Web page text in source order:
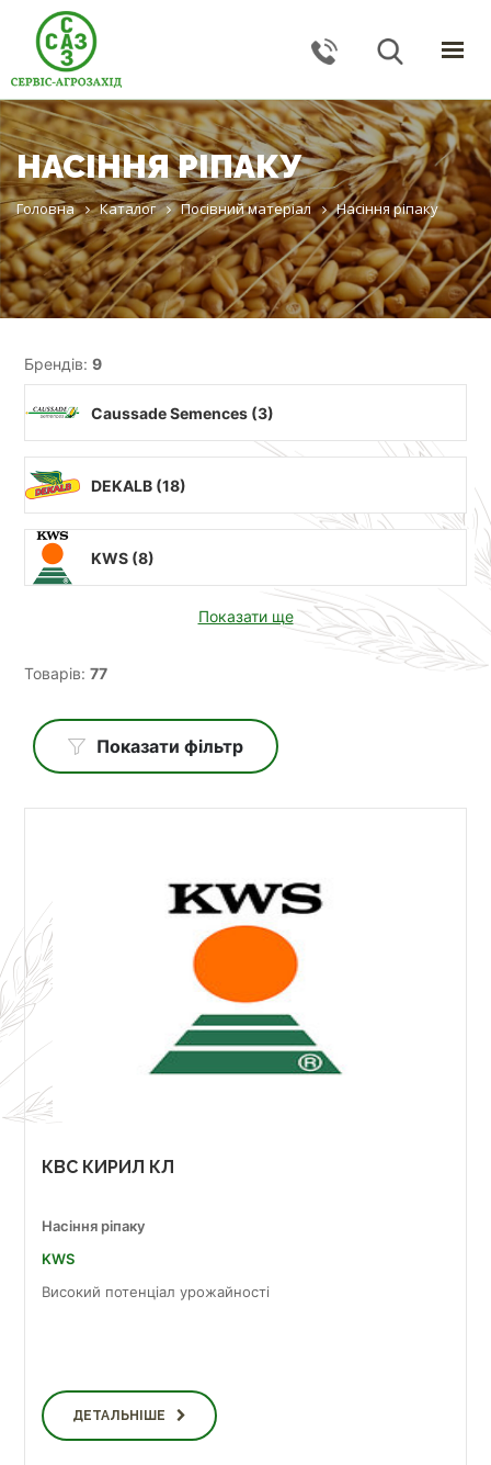
ГОЛОВНА
КАТАЛОГ
ПОСЛУГИ
ПРО КОМПАНІЮ
НОВИНИ
КОНТАКТИ
Тернопільська обл., с. Великі Гаї, вул. Підлісна, 27
+38 (067) 24–38–191
serviceagrozahid@gmail.com
НАСІННЯ РІПАКУ
Головна Каталог Посівний матеріал Насіння ріпаку
Брендів: 9
Caussade Semences (3)
DEKALB (18)
KWS (8)
Показати ще
Товарів: 77
Показати фільтр
КВС КИРИЛ КЛ
Насіння ріпаку
KWS
Високий потенціал урожайності
ДЕТАЛЬНІШЕ